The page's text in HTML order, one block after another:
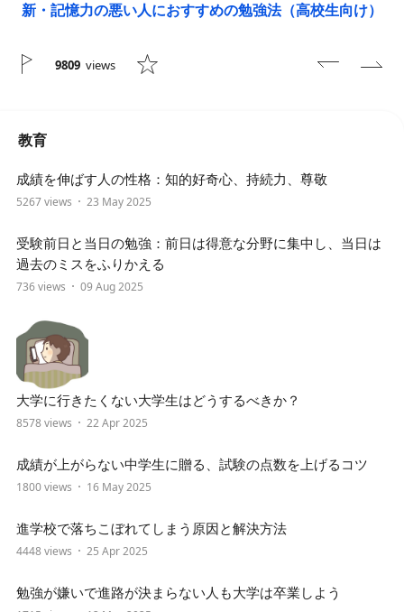
新・記憶力の悪い人におすすめの勉強法（高校生向け）
9809 views
教育
成績を伸ばす人の性格：知的好奇心、持続力、尊敬
5267 views 23 May 2025
受験前日と当日の勉強：前日は得意な分野に集中し、当日は
過去のミスをふりかえる
736 views 09 Aug 2025
大学に行きたくない大学生はどうするべきか？
8578 views 22 Apr 2025
成績が上がらない中学生に贈る、試験の点数を上げるコツ
1800 views 16 May 2025
進学校で落ちこぼれてしまう原因と解決方法
4448 views 25 Apr 2025
勉強が嫌いで進路が決まらない人も大学は卒業しよう